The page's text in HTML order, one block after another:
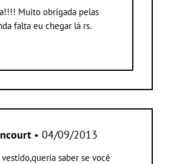
Muito obrigada pelas
falta eu chegar lá rs.
• 04/09/2013
saber se você